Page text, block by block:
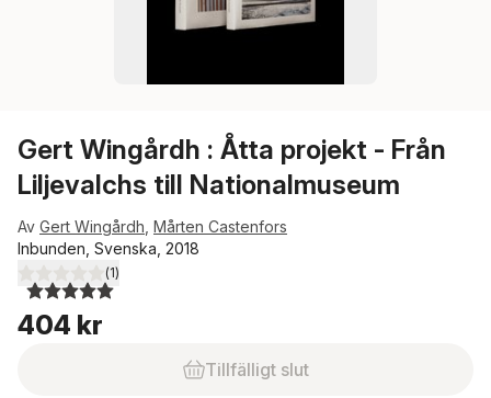
Gert Wingårdh : Åtta projekt - Från
Liljevalchs till Nationalmuseum
Av Gert Wingårdh Mårten Castenfors
Inbunden, Svenska, 2018
5,0utav 5 stjärnor. Totalt antal röster:
(1)
404 kr
Tillfälligt slut